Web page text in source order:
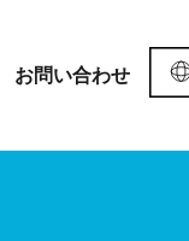
お問い合わせ